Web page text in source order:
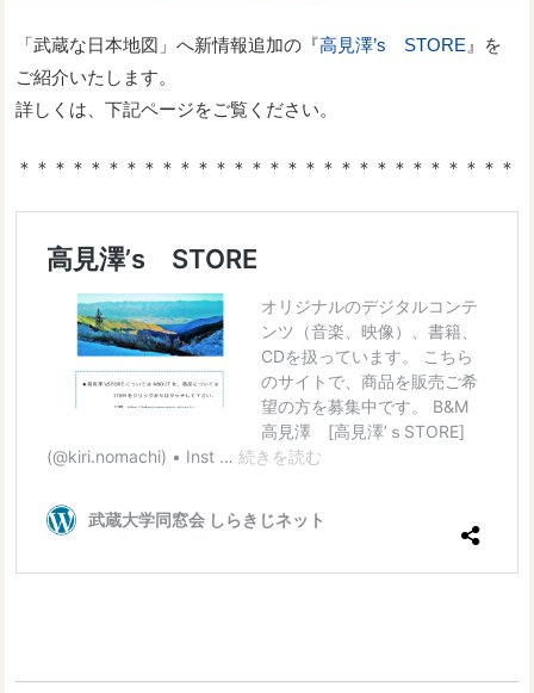
「武蔵な日本地図」へ新情報追加の『高見澤’s STORE 』を
ご紹介いたします。
詳しくは、下記ページをご覧ください。
＊＊＊＊＊＊＊＊＊＊＊＊＊＊＊＊＊＊＊＊＊＊＊＊＊＊＊＊